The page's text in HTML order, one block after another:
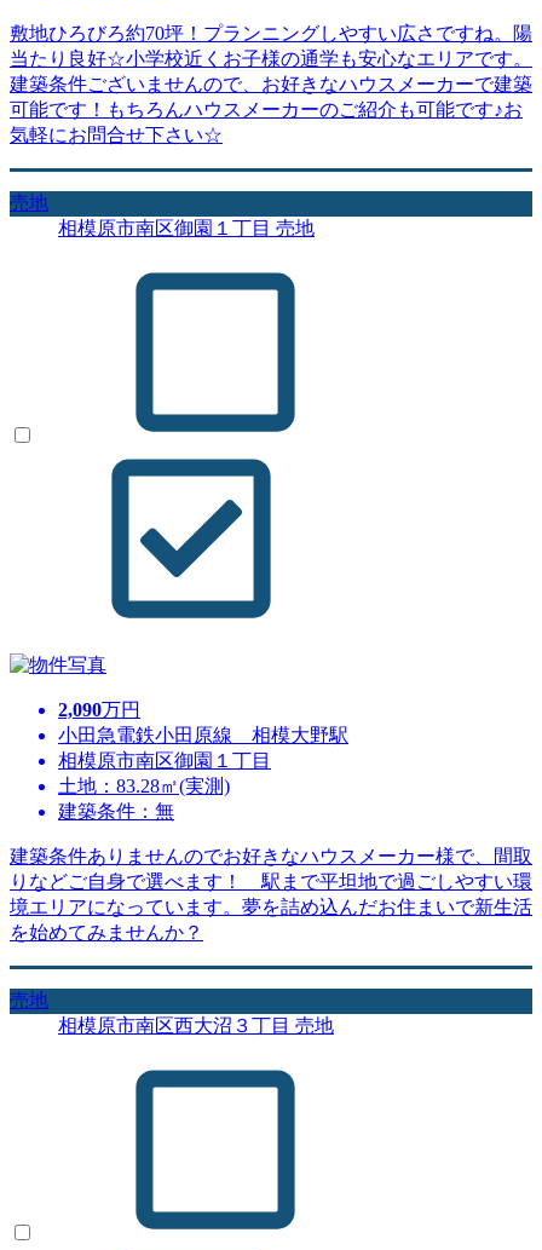
敷地ひろびろ約70坪！プランニングしやすい広さですね。陽
当たり良好☆小学校近くお子様の通学も安心なエリアです。
建築条件ございませんので、お好きなハウスメーカーで建築
可能です！もちろんハウスメーカーのご紹介も可能です♪お
気軽にお問合せ下さい☆
売地
相模原市南区御園１丁目 売地
2,090万円
小田急電鉄小田原線 相模大野駅
相模原市南区御園１丁目
土地：83.28㎡(実測)
建築条件：無
建築条件ありませんのでお好きなハウスメーカー様で、間取
りなどご自身で選べます！ 駅まで平坦地で過ごしやすい環
境エリアになっています。夢を詰め込んだお住まいで新生活
を始めてみませんか？
売地
相模原市南区西大沼３丁目 売地